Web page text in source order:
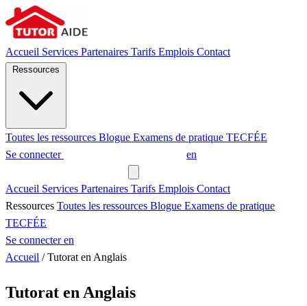
Accueil Services Partenaires Tarifs Emplois Contact
Toutes les ressources Blogue Examens de pratique TECFÉE
Se connecter
en
Accueil Services Partenaires Tarifs Emplois Contact
Ressources Toutes les ressources Blogue Examens de pratique
TECFÉE
Se connecteren
Accueil / Tutorat en Anglais
Tutorat en Anglais